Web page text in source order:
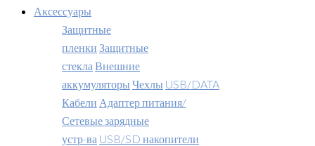
Аксессуары
Защитные
пленки Защитные
стекла Внешние
аккумуляторы Чехлы USB/DATA
Кабели Адаптер питания/
Сетевые зарядные
устр-ва USB/SD накопители